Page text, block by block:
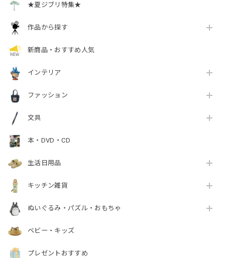
★夏ジブリ特集★
作品から探す
新商品・おすすめ人気
インテリア
ファッション
文具
本・DVD・CD
生活日用品
キッチン雑貨
ぬいぐるみ・パズル・おもちゃ
ベビー・キッズ
プレゼントおすすめ